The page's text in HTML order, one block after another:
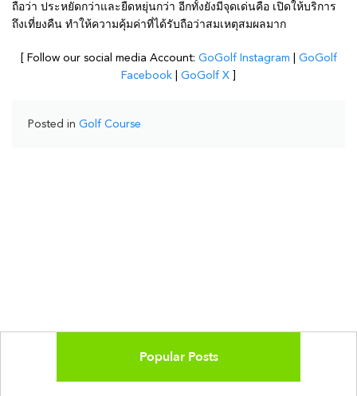
ถือว่า ประหยัดกว่าและยืดหยุ่นกว่า อีกทั้งยังมีจุดเด่นคือ เปิดให้บริการ
ถึงเที่ยงคืน ทำให้ความคุ้มค่าที่ได้รับถือว่าสมเหตุสมผลมาก
[ Follow our social media Account: GoGolf Instagram
GoGolf
Facebook
GoGolf X
Posted in Golf Course
Popular Posts